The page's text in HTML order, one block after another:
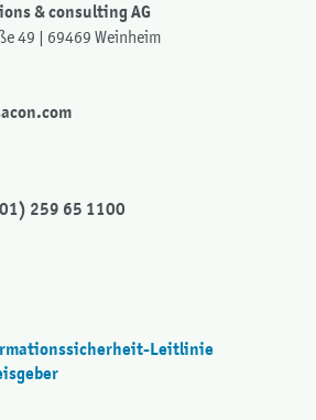
& consulting AG
49 | 69469 Weinheim
259 65 1100
Leitlinie